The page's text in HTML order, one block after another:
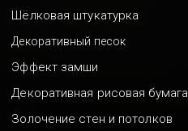
Шёлковая штукатурка
Декоративный песок
Эффект замши
Декоративная рисовая бумага
Золочение стен и потолков